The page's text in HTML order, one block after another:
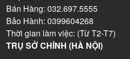
Bán Hàng: 032.697.5555
Bảo Hành: 0399604268
Thời gian làm việc: (Từ T2-T7)
TRỤ SỞ CHÍNH (HÀ NỘI)